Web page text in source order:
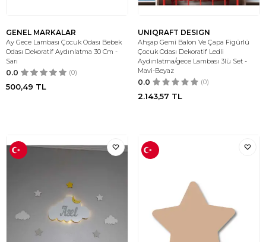
GENEL MARKALAR
Ay Gece Lambası Çocuk Odası Bebek
Odası Dekoratif Aydınlatma 30 Cm -
Sarı
0.0 (0)
500,49 TL
UNIQRAFT DESIGN
Ahşap Gemi Balon Ve Çapa Figürlü
Çocuk Odası Dekoratif Ledli
Aydınlatma/gece Lambası 3lü Set -
Mavi-Beyaz
0.0 (0)
2.143,57 TL